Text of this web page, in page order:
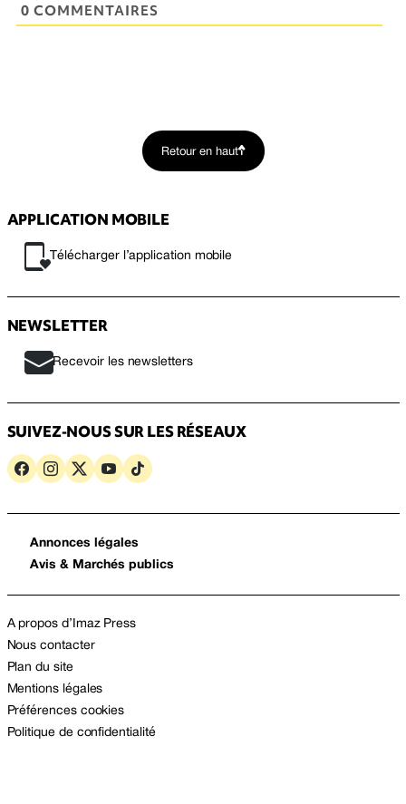
0 COMMENTAIRES
Retour en haut
APPLICATION MOBILE
Télécharger l’application mobile
NEWSLETTER
Recevoir les newsletters
SUIVEZ-NOUS SUR LES RÉSEAUX
Annonces légales
Avis & Marchés publics
A propos d’Imaz Press
Nous contacter
Plan du site
Mentions légales
Préférences cookies
Politique de confidentialité